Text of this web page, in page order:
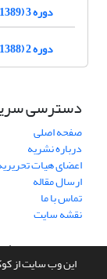
این وب سایت از
دوره 3 (1389)
دوره 2 (1388)
دسترسی
صفحه اصلی
درباره نشریه
اعضای هیات
ارسال مقاله
تماس با ما
نقشه سایت
سامانه مدیریت